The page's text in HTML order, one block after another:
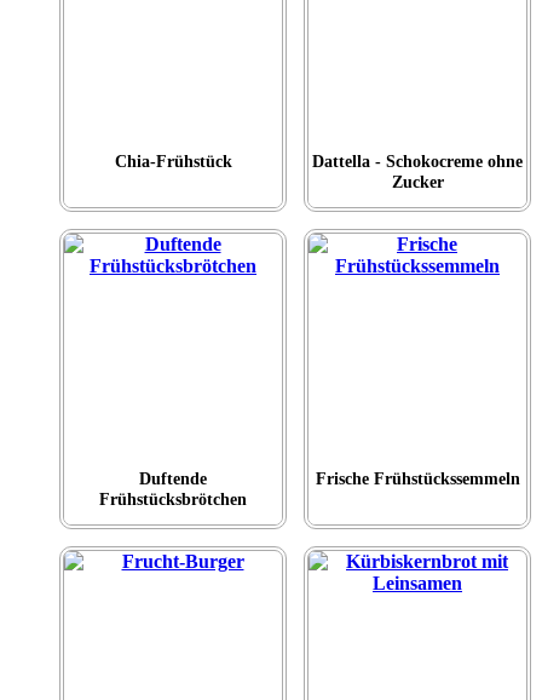
Chia-Frühstück
Dattella - Schokocreme ohne
Zucker
Duftende
Frühstücksbrötchen
Frische Frühstückssemmeln